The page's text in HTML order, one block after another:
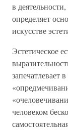
в
определяет
искусстве
Эстетическое
запечатлевает
человеком